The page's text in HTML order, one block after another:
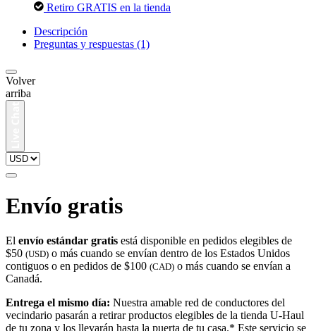
Retiro GRATIS en la tienda
Descripción
Preguntas y respuestas (1)
Volver
arriba
Envío gratis
El envío estándar gratis está disponible en pedidos elegibles de
$50 (USD) o más cuando se envían dentro de los Estados Unidos
contiguos o en pedidos de $100 (CAD) o más cuando se envían a
Canadá.
Entrega el mismo día: Nuestra amable red de conductores del
vecindario pasarán a retirar productos elegibles de la tienda U-Haul
de tu zona y los llevarán hasta la puerta de tu casa.* Este servicio se